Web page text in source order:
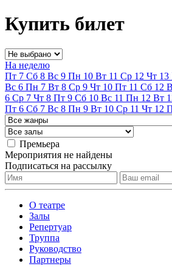
Купить билет
На неделю
Пт 7 Сб 8 Вс 9 Пн 10 Вт 11 Ср 12 Чт 13
Вс 6 Пн 7 Вт 8 Ср 9 Чт 10 Пт 11 Сб 12
6 Ср 7 Чт 8 Пт 9 Сб 10 Вс 11 Пн 12 Вт
Пт 6 Сб 7 Вс 8 Пн 9 Вт 10 Ср 11 Чт 12
Премьера
Мероприятия не найдены
Подписаться на рассылку
О театре
Залы
Репертуар
Труппа
Руководство
Партнеры